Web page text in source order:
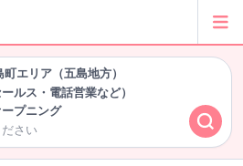
エリア（五島地方）
ルス・電話営業など）
プニング
さい